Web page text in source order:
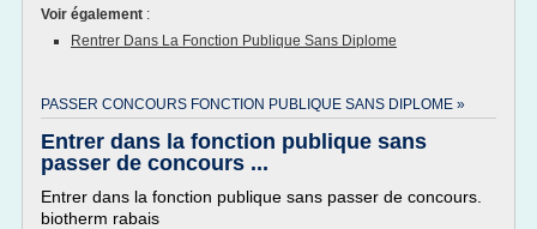
Voir également :
Rentrer Dans La Fonction Publique Sans Diplome
PASSER CONCOURS FONCTION PUBLIQUE SANS DIPLOME »
Entrer dans la fonction publique sans
passer de concours ...
Entrer dans la fonction publique sans passer de concours.
biotherm rabais